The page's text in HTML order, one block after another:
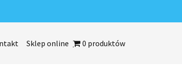
Sklep online 0 produktów